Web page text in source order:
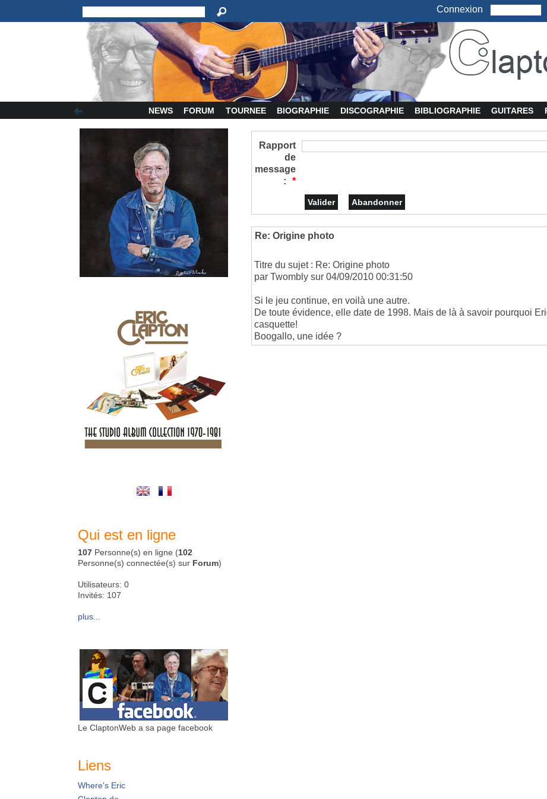
Connexion
NEWS FORUM TOURNEE BIOGRAPHIE DISCOGRAPHIE BIBLIOGRAPHIE GUITARES
Qui est en ligne
107 Personne(s) en ligne (102
Personne(s) connectée(s) sur Forum)
Utilisateurs: 0
Invités: 107
plus...
Le ClaptonWeb a sa page facebook
Liens
Where's Eric
Rapport
de
message
:
*
Re: Origine photo
Titre du sujet : Re: Origine photo
par Twombly sur 04/09/2010 00:31:50
Si le jeu continue, en voilà une autre.
De toute évidence, elle date de 1998. Mais de là à savoir pourquoi
casquette!
Boogallo, une idée ?